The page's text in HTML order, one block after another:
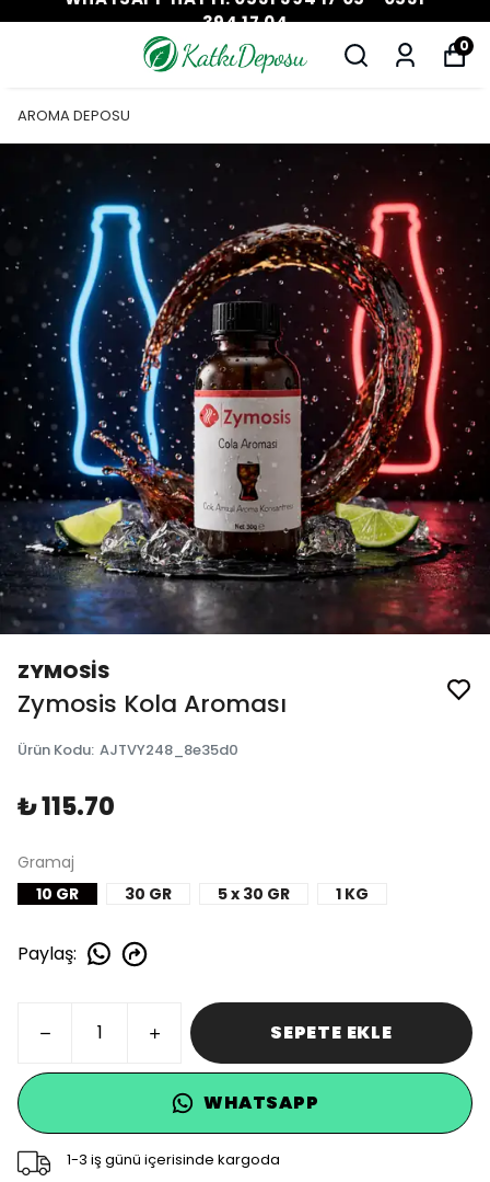
394 17 04
0
AROMA DEPOSU
ZYMOSİS
Zymosis Kola Aroması
Ürün Kodu: AJTVY248_8e35d0
₺ 115.70
Gramaj
10 GR
30 GR 5 x 30 GR 1 KG
Paylaş:
SEPETE EKLE
WHATSAPP
1-3 iş günü içerisinde kargoda